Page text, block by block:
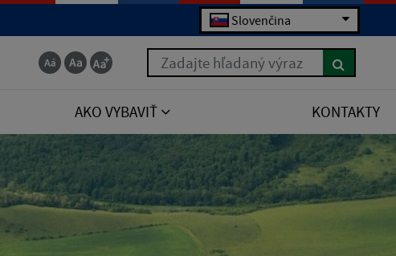
Slovenčina
Zadajte hľadaný výraz
AKO VYBAVIŤ KONTAKTY